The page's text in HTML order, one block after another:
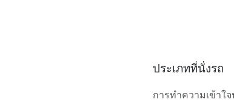
ประเภทที่นั่งรถ
การทำความเข้าใ